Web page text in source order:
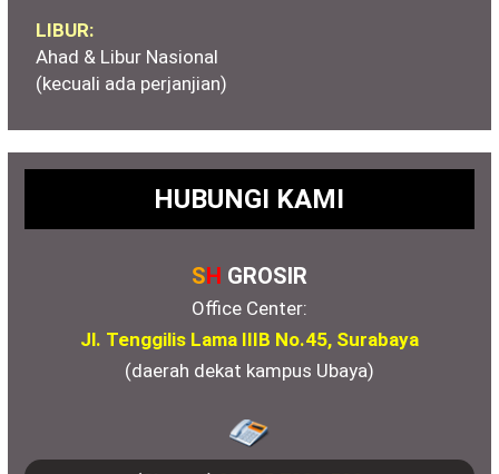
LIBUR:
Ahad & Libur Nasional
(kecuali ada perjanjian)
HUBUNGI KAMI
SH GROSIR
Office Center:
Jl. Tenggilis Lama IIIB No.45, Surabaya
(daerah dekat kampus Ubaya)